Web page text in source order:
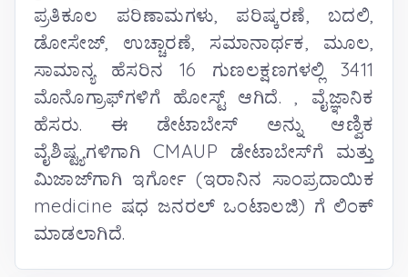
ಪ್ರತಿಕೂಲ ಪರಿಣಾಮಗಳು, ಪರಿಷ್ಕರಣೆ, ಬದಲಿ,
ಡೋಸೇಜ್, ಉಚ್ಚಾರಣೆ, ಸಮಾನಾರ್ಥಕ, ಮೂಲ,
ಸಾಮಾನ್ಯ ಹೆಸರಿನ 16 ಗುಣಲಕ್ಷಣಗಳಲ್ಲಿ 3411
ಮೊನೊಗ್ರಾಫ್‌ಗಳಿಗೆ ಹೋಸ್ಟ್ ಆಗಿದೆ. , ವೈಜ್ಞಾನಿಕ
ಹೆಸರು. ಈ ಡೇಟಾಬೇಸ್ ಅನ್ನು ಆಣ್ವಿಕ
ವೈಶಿಷ್ಟ್ಯಗಳಿಗಾಗಿ CMAUP ಡೇಟಾಬೇಸ್‌ಗೆ ಮತ್ತು
ಮಿಜಾಜ್‌ಗಾಗಿ ಇರ್ಗೋ (ಇರಾನಿನ ಸಾಂಪ್ರದಾಯಿಕ
medicine ಷಧ ಜನರಲ್ ಒಂಟಾಲಜಿ) ಗೆ ಲಿಂಕ್
ಮಾಡಲಾಗಿದೆ.